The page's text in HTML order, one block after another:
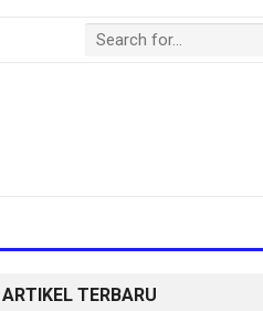
ARTIKEL TERBARU